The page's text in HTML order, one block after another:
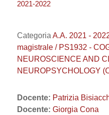
2021-2022
Categoria A.A. 2021 -
magistrale / PS1932 -
NEUROSCIENCE AND
NEUROPSYCHOLOGY
Docente: Patrizia
Docente: Giorgia Cona